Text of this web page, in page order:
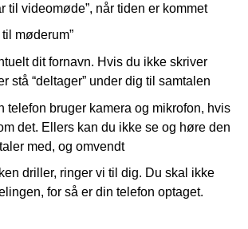
til videomøde”, når tiden er kommet
til møderum”
dit fornavn. Hvis du ikke skriver
stå “deltager” under dig til samtalen
telefon bruger kamera og mikrofon, hvis
det. Ellers kan du ikke se og høre den
med, og omvendt
driller, ringer vi til dig. Du skal ikke
for så er din telefon optaget.